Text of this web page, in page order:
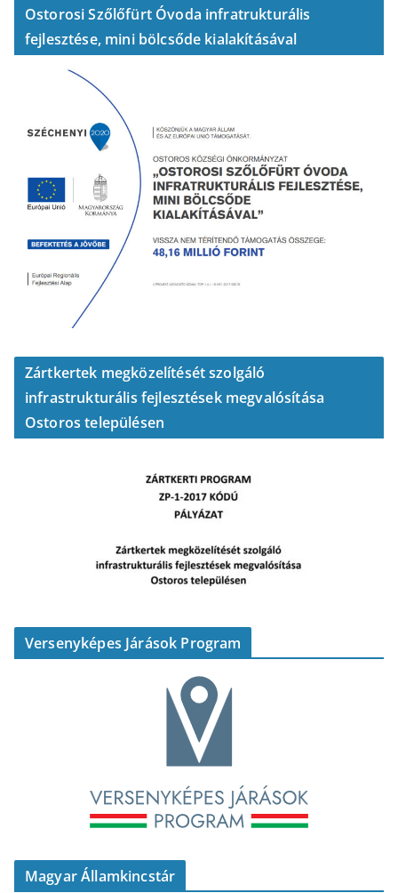
Ostorosi Szőlőfürt Óvoda infratrukturális
fejlesztése, mini bölcsőde kialakításával
Zártkertek megközelítését szolgáló
infrastrukturális fejlesztések megvalósítása
Ostoros településen
Versenyképes Járások Program
Magyar Államkincstár